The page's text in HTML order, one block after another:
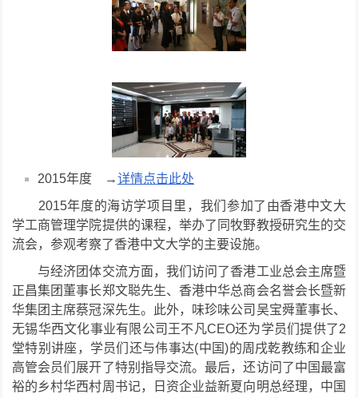
2015年度 →详情点击此处
2015年度的海访学项目里，我们参加了由香港中文大
学工商管理学院提供的课程，举办了同牧野教授研究生的交
流会，参观考察了香港中文大学的主要设施。
与经济团体交流方面，我们访问了香港工业总会主席暨
正昌集团董事长郑文聪先生、香港中华总商会名誉会长暨新
华集团主席蔡冠深先生。此外，味珍味公司吴宝舜董事长、
无锡华西文化事业有限公司王不凡CEO还为学员们提供了2
堂特别讲座，学员们还与伟事达(中国)的周戌乾教练和企业
高管会员们展开了特别指导交流。最后，还访问了中国最富
裕的乡村华西村周书记，日资企业益新夏向明总经理，中国